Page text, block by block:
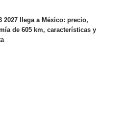
2027 llega a México: precio,
de 605 km, características y